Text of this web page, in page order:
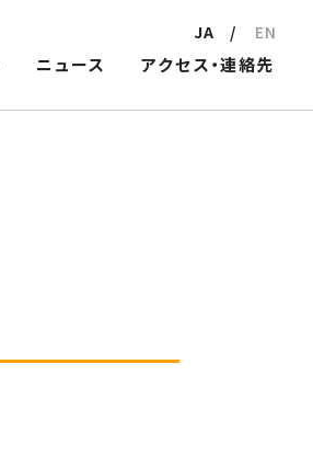
ニュース アクセス・連絡先
EN
JA